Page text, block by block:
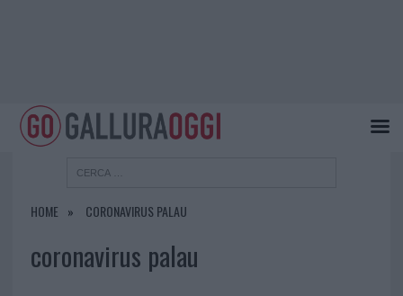
HOME CORONAVIRUS PALAU
coronavirus palau